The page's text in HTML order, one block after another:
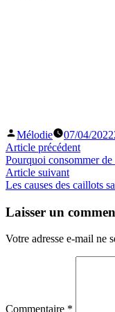
Publié
par
Mélodie 07/04/2022
Navigation
de
l’article
Article précédentArticle
Pourquoi consommer de
Article suivantArticle
suivant
Les causes des caillots
Laisser un
Votre adresse e-mail ne
Commentaire *